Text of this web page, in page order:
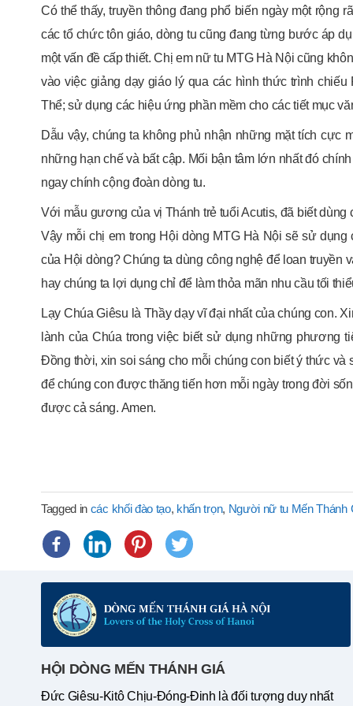
Có thể thấy, truyền thông đang phổ biến ngày một rộng
các tổ chức tôn giáo, dòng tu cũng đang từng bước áp
một vấn đề cấp thiết. Chị em nữ tu MTG Hà Nội cũng
vào việc giảng dạy giáo lý qua các hình thức trình
Thể; sử dụng các hiệu ứng phần mềm cho các tiết mục
Dẫu vậy, chúng ta không phủ nhận những mặt tích cực
những hạn chế và bất cập. Mối bận tâm lớn nhất đó
ngay chính cộng đoàn dòng tu.
Với mẫu gương của vị Thánh trẻ tuổi Acutis, đã biết
Vậy mỗi chị em trong Hội dòng MTG Hà Nội sẽ sử
của Hội dòng? Chúng ta dùng công nghệ để loan
hay chúng ta lợi dụng chỉ để làm thỏa mãn nhu cầu tối
Lạy Chúa Giêsu là Thầy dạy vĩ đại nhất của chúng con.
lành của Chúa trong việc biết sử dụng những phương
Đồng thời, xin soi sáng cho mỗi chúng con biết ý thức
để chúng con được thăng tiến hơn mỗi ngày trong đời
được cả sáng. Amen.
Tagged in các khối đào tạo, khấn trọn, Người nữ tu Mến Thánh
HỘI DÒNG MẾN THÁNH GIÁ
Đức Giêsu-Kitô Chịu-Đóng-Đinh là đối tượng duy nhất